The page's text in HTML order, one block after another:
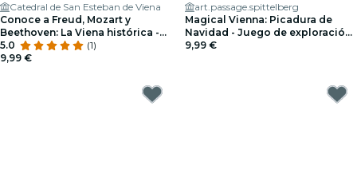
Catedral de San Esteban de Viena
Conoce a Freud, Mozart y
Beethoven: La Viena histórica -
Juego de exploración
5.0
(1)
9,99 €
art.passage.spittelberg
Magical Vienna: Picadura de
Navidad - Juego de exploración
al aire libre
9,99 €